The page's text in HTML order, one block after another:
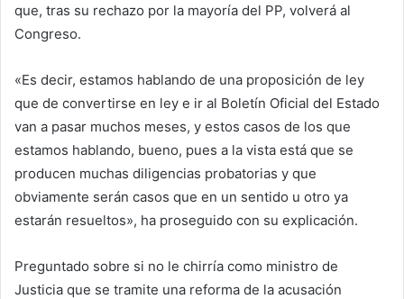
que, tras su rechazo por la mayoría del PP, volverá al
Congreso.
«Es decir, estamos hablando de una proposición de ley
que de convertirse en ley e ir al Boletín Oficial del Estado
van a pasar muchos meses, y estos casos de los que
estamos hablando, bueno, pues a la vista está que se
producen muchas diligencias probatorias y que
obviamente serán casos que en un sentido u otro ya
estarán resueltos», ha proseguido con su explicación.
Preguntado sobre si no le chirría como ministro de
Justicia que se tramite una reforma de la acusación